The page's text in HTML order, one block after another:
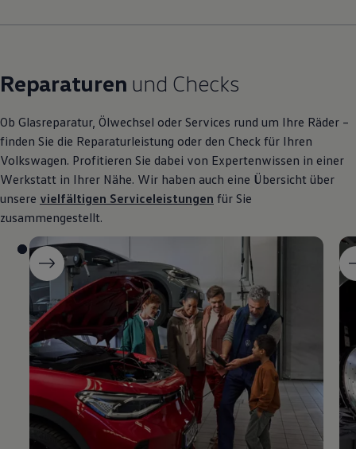
Reparaturen und Checks
Ob Glasreparatur, Ölwechsel oder Services rund um Ihre Räder –
finden Sie die Reparaturleistung oder den Check für Ihren
Volkswagen. Profitieren Sie dabei von Expertenwissen in einer
Werkstatt in Ihrer Nähe. Wir haben auch eine Übersicht über
unsere vielfältigen Serviceleistungen für Sie
zusammengestellt.